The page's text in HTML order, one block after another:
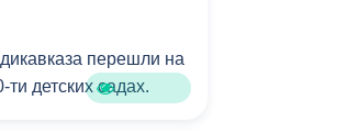
перешли на
детских садах.